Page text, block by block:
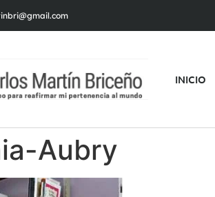
INICIO
Aubry